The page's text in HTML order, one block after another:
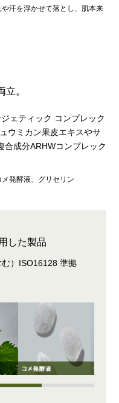
汗を浮かせて落とし、肌本来
。
ェティック コンプレック
ウミカン果皮エキスやサ
成分ARHWコンプレック
発酵液、グリセリン
した製品
）ISO16128 準拠